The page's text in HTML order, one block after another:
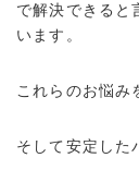
で解決できると
います。
これらのお悩み
そして安定した